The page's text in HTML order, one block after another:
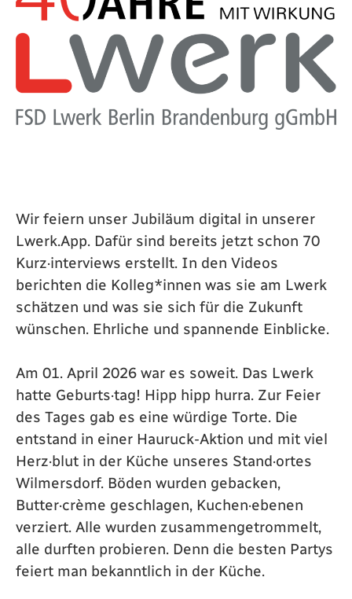
Wir feiern unser Jubiläum digital in unserer
Lwerk.App. Dafür sind bereits jetzt schon 70
Kurz·interviews erstellt. In den Videos
berichten die Kolleg*innen was sie am Lwerk
schätzen und was sie sich für die Zukunft
wünschen. Ehrliche und spannende Einblicke.
Am 01. April 2026 war es soweit. Das Lwerk
hatte Geburts·tag! Hipp hipp hurra. Zur Feier
des Tages gab es eine würdige Torte. Die
entstand in einer Hauruck-Aktion und mit viel
Herz·blut in der Küche unseres Stand·ortes
Wilmersdorf. Böden wurden gebacken,
Butter·crème geschlagen, Kuchen·ebenen
verziert. Alle wurden zusammengetrommelt,
alle durften probieren. Denn die besten Partys
feiert man bekanntlich in der Küche.